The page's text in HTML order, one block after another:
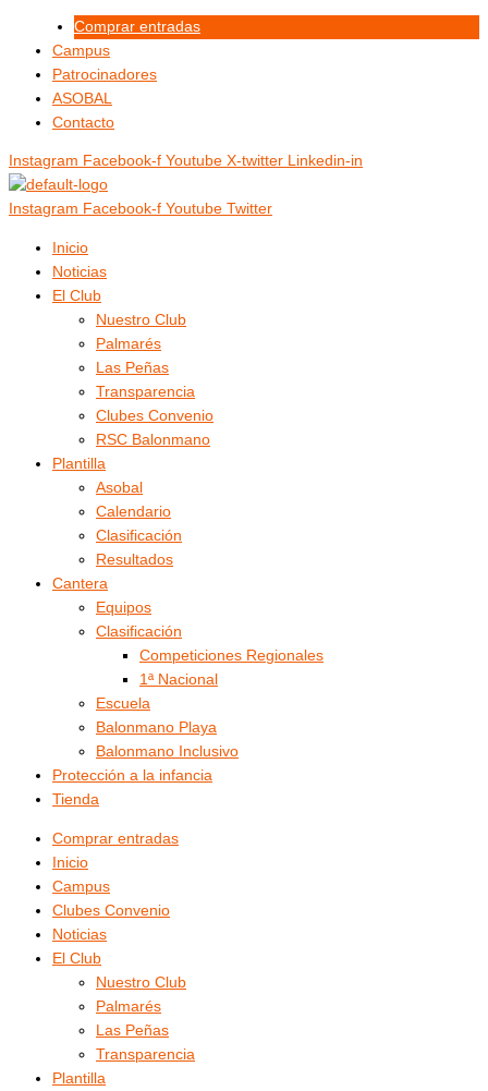
contenido
Comprar entradas
Campus
Patrocinadores
ASOBAL
Contacto
Instagram Facebook-f Youtube X-twitter Linkedin-in
Instagram Facebook-f Youtube Twitter
Inicio
Noticias
El Club
Nuestro Club
Palmarés
Las Peñas
Transparencia
Clubes Convenio
RSC Balonmano
Plantilla
Asobal
Calendario
Clasificación
Resultados
Cantera
Equipos
Clasificación
Competiciones Regionales
1ª Nacional
Escuela
Balonmano Playa
Balonmano Inclusivo
Protección a la infancia
Tienda
Comprar entradas
Inicio
Campus
Clubes Convenio
Noticias
El Club
Nuestro Club
Palmarés
Las Peñas
Transparencia
Plantilla